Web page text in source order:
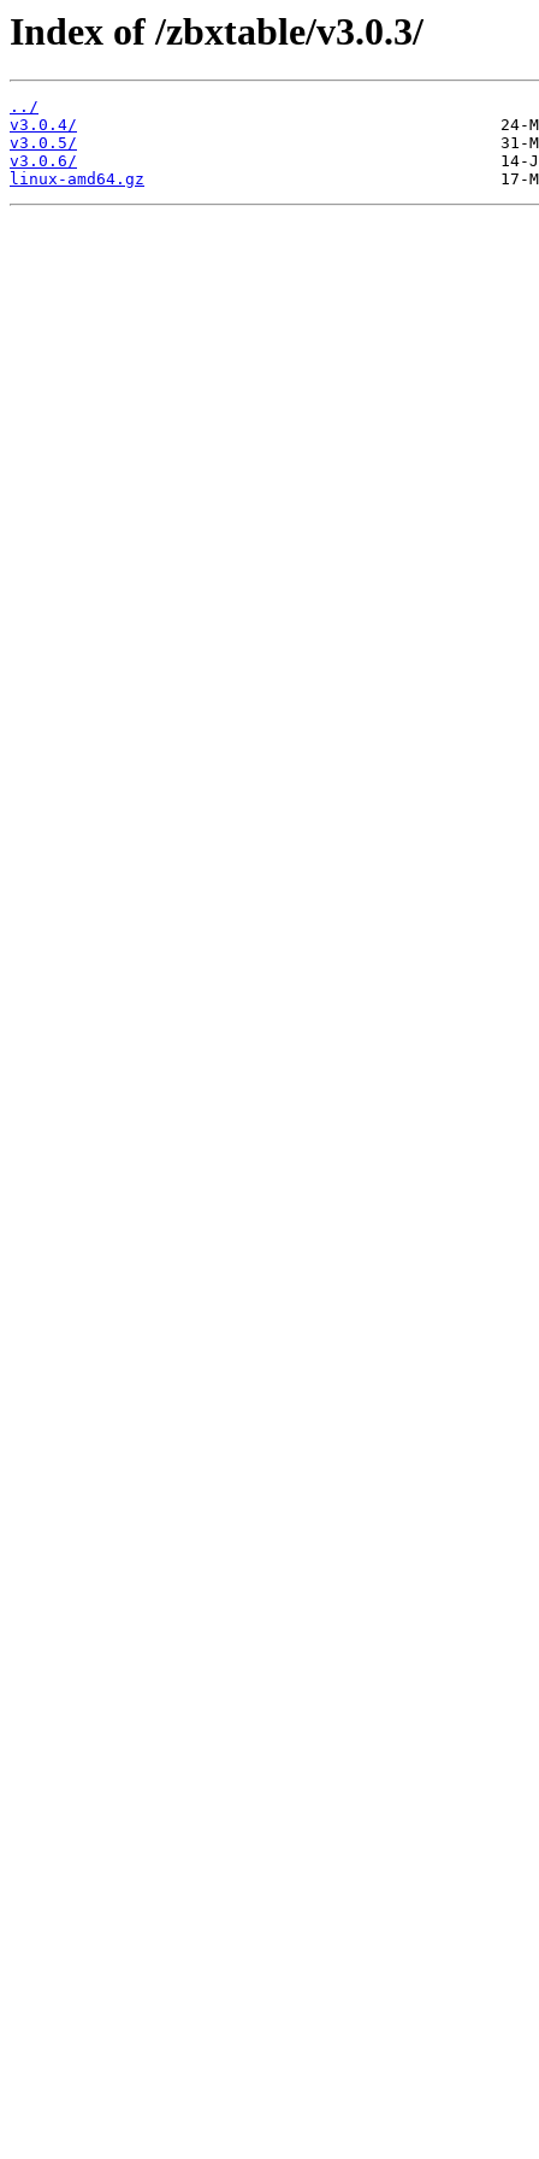
Index of /zbxtable/v3.0.3/
../
v3.0.4/
v3.0.5/
v3.0.6/
linux-amd64.gz